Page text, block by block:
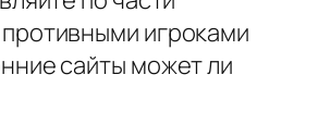
игроками
сайты может ли